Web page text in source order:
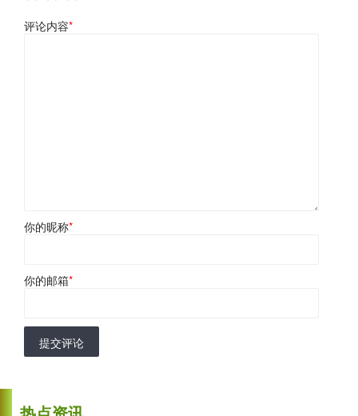
评论内容*
你的昵称*
你的邮箱*
提交评论